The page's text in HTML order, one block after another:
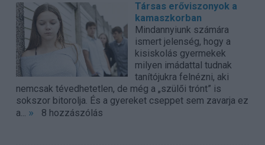
Társas erőviszonyok a
kamaszkorban
Mindannyiunk számára
ismert jelenség, hogy a
kisiskolás gyermekek
milyen imádattal tudnak
tanítójukra felnézni, aki
nemcsak tévedhetetlen, de még a „szülői trónt” is
sokszor bitorolja. És a gyereket cseppet sem zavarja ez
a... » 8 hozzászólás